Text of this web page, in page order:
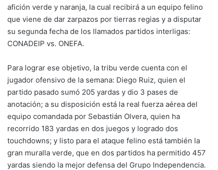
afición verde y naranja, la cual recibirá a un equipo felino
que viene de dar zarpazos por tierras regias y a disputar
su segunda fecha de los llamados partidos interligas:
CONADEIP vs. ONEFA.
Para lograr ese objetivo, la tribu verde cuenta con el
jugador ofensivo de la semana: Diego Ruiz, quien el
partido pasado sumó 205 yardas y dio 3 pases de
anotación; a su disposición está la real fuerza aérea del
equipo comandada por Sebastián Olvera, quien ha
recorrido 183 yardas en dos juegos y logrado dos
touchdowns; y listo para el ataque felino está también la
gran muralla verde, que en dos partidos ha permitido 457
yardas siendo la mejor defensa del Grupo Independencia.